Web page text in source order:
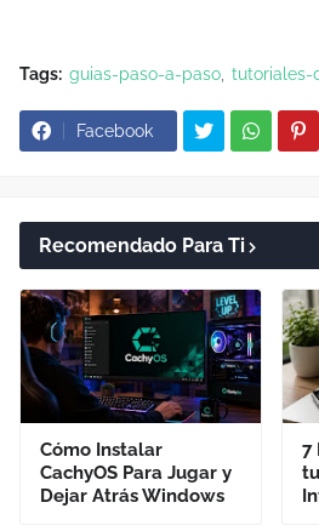
Tags: guias-paso-a-paso tutoriales-
Facebook
Recomendado Para Ti
Cómo Instalar
CachyOS Para Jugar y
Dejar Atrás Windows
7